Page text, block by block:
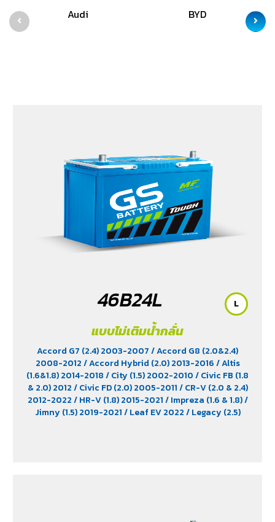
Audi BYD
46B24L
แบบไม่เติมน้ำกลั่น
Accord G7 (2.4) 2003-2007/ Accord G8 (2.0&2.4)
2008-2012/ Accord Hybrid (2.0) 2013-2016/ Altis
(1.6&1.8) 2014-2018/ City (1.5) 2002-2010/ Civic FB (1.8
& 2.0) 2012/ Civic FD (2.0) 2005-2011/ CR-V (2.0 & 2.4)
2012-2022/ HR-V (1.8) 2015-2021/ Impreza (1.6 & 1.8)/
Jimny (1.5) 2019-2021/ Leaf EV 2022/ Legacy (2.5)
L